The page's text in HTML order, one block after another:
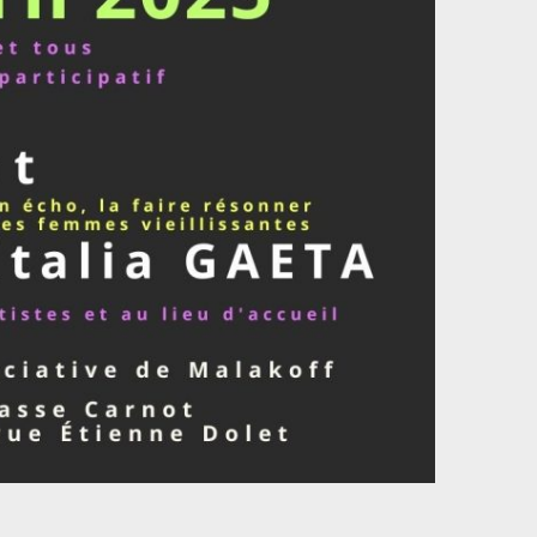
securitaire
spectacle
voyage